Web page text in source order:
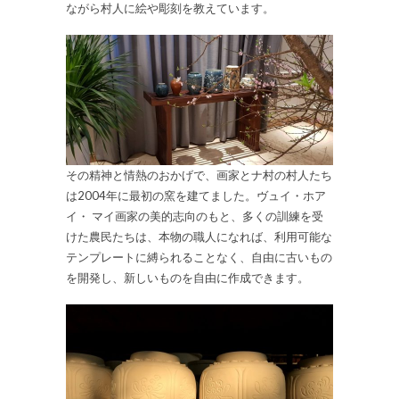
ながら村人に絵や彫刻を教えています。
その精神と情熱のおかげで、画家とナ村の村人たち
は2004年に最初の窯を建てました。ヴュイ・ホア
イ・ マイ画家の美的志向のもと、多くの訓練を受
けた農民たちは、本物の職人になれば、利用可能な
テンプレートに縛られることなく、自由に古いもの
を開発し、新しいものを自由に作成できます。